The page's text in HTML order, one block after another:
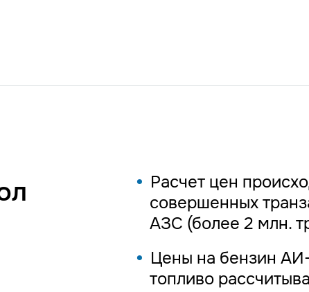
Расчет цен
совершенных
АЗС (более 2 млн.
Цены на бензин
топливо